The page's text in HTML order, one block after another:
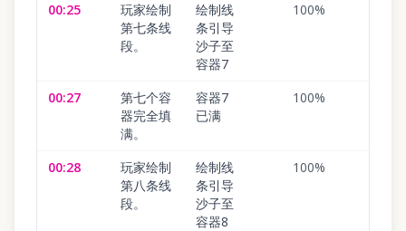
00:25
玩家绘制
第七条线
段。
绘制线
条引导
沙子至
容器7
100%
00:27
第七个容
器完全填
满。
容器7
已满
100%
00:28
玩家绘制
第八条线
段。
绘制线
条引导
沙子至
容器8
100%